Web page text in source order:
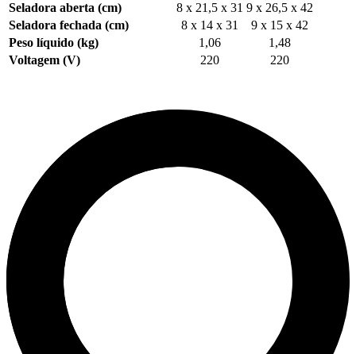
Seladora aberta (cm)
8 x 21,5 x 31 9 x 26,5 x 42
Seladora fechada (cm)
8 x 14 x 31
9 x 15 x 42
Peso líquido (kg)
1,06
1,48
Voltagem (V)
220 220